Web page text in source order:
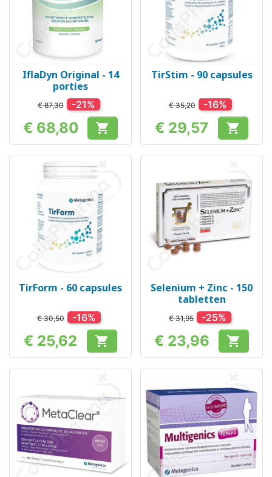
IflaDyn Original - 14
porties
€ 87,30 -21%
Prijs
€ 68,80 
TirStim - 90 capsules
€ 35,20 -16%
Prijs
€ 29,57 
TirForm - 60 capsules
€ 30,50 -16%
Prijs
€ 25,62 
Selenium + Zinc - 150
tabletten
€ 31,95 -25%
Prijs
€ 23,96 